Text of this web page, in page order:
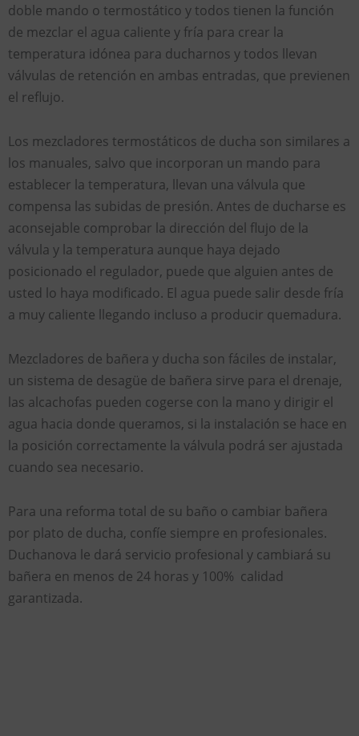
doble mando o termostático y todos tienen la función
de mezclar el agua caliente y fría para crear la
temperatura idónea para ducharnos y todos llevan
válvulas de retención en ambas entradas, que previenen
el reflujo.
Los mezcladores termostáticos de ducha son similares a
los manuales, salvo que incorporan un mando para
establecer la temperatura, llevan una válvula que
compensa las subidas de presión. Antes de ducharse es
aconsejable comprobar la dirección del flujo de la
válvula y la temperatura aunque haya dejado
posicionado el regulador, puede que alguien antes de
usted lo haya modificado. El agua puede salir desde fría
a muy caliente llegando incluso a producir quemadura.
Mezcladores de bañera y ducha son fáciles de instalar,
un sistema de desagüe de bañera sirve para el drenaje,
las alcachofas pueden cogerse con la mano y dirigir el
agua hacia donde queramos, si la instalación se hace en
la posición correctamente la válvula podrá ser ajustada
cuando sea necesario.
Para una reforma total de su baño o cambiar bañera
por plato de ducha, confíe siempre en profesionales.
Duchanova le dará servicio profesional y cambiará su
bañera en menos de 24 horas y 100% calidad
garantizada.